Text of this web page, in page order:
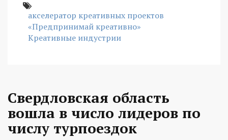
акселератор креативных проектов
«Предпринимай креативно»
Креативные индустрии
Свердловская область
вошла в число лидеров по
числу турпоездок